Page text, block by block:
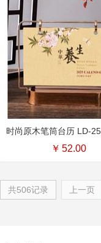
￥ 52.00
共506记录 上一页